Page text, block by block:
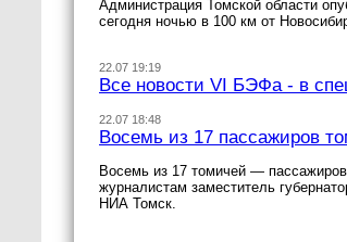
Администрация Томской области
сегодня ночью в 100 км от
22.07 19:19
Все новости VI БЭФа - в
22.07 18:48
Восемь из 17 пассажиров
Восемь из 17 томичей —
журналистам заместитель
НИА Томск.